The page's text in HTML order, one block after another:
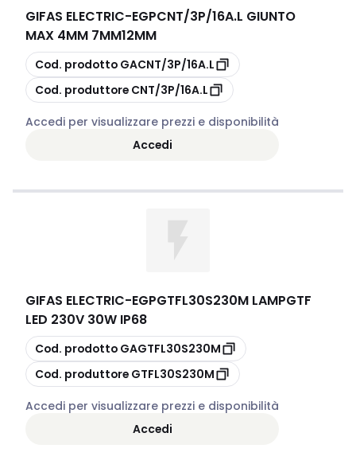
GIFAS ELECTRIC-EGPCNT/3P/16A.L GIUNTO
MAX 4MM 7MM12MM
copia
Cod. prodotto GACNT/3P/16A.L
copia
Cod. produttore CNT/3P/16A.L
Accedi per visualizzare prezzi e disponibilità
Accedi
GIFAS ELECTRIC-EGPGTFL30S230M LAMPGTF
LED 230V 30W IP68
copia
Cod. prodotto GAGTFL30S230M
copia
Cod. produttore GTFL30S230M
Accedi per visualizzare prezzi e disponibilità
Accedi